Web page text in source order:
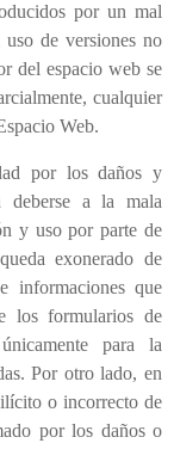
por un mal
de versiones no
del espacio web se
cualquier
Web.
por los daños y
deberse a la mala
y uso por parte de
exonerado de
informaciones que
los formularios de
para la
Por otro lado, en
o incorrecto de
por los daños o